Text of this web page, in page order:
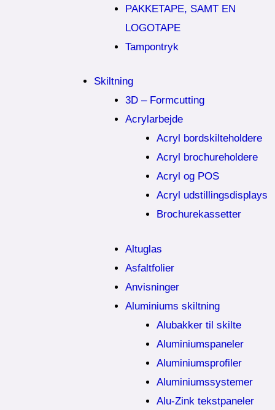
PAKKETAPE, SAMT EN
LOGOTAPE
Tampontryk
Skiltning
3D – Formcutting
Acrylarbejde
Acryl bordskilteholdere
Acryl brochureholdere
Acryl og POS
Acryl udstillingsdisplays
Brochurekassetter
Altuglas
Asfaltfolier
Anvisninger
Aluminiums skiltning
Alubakker til skilte
Aluminiumspaneler
Aluminiumsprofiler
Aluminiumssystemer
Alu-Zink tekstpaneler